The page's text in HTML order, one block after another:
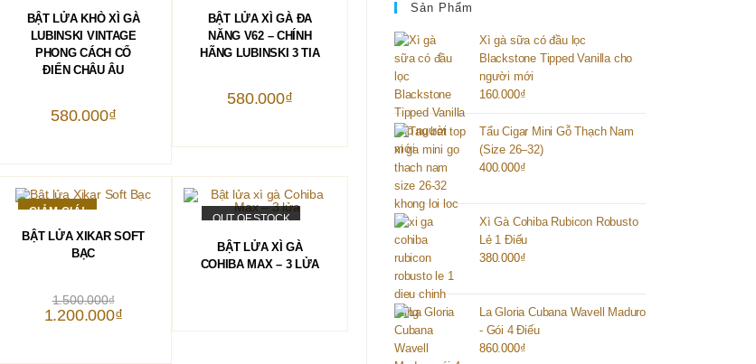
THÊM VÀO GIỎ HÀNG
BẬT LỬA KHÒ XÌ GÀ
LUBINSKI VINTAGE
PHONG CÁCH CỔ
ĐIỂN CHÂU ÂU
580.000₫
CHỌNphẩm
này
có
nhiều
biến
tùy
được
trên
trang
sản
phẩm
BẬT LỬA XÌ GÀ ĐA
NĂNG V62 – CHÍNH
HÃNG LUBINSKI 3 TIA
580.000₫
GIẢM GIÁ!
THÊM VÀO GIỎ HÀNG
BẬT LỬA XIKAR SOFT
BẠC
1.500.000₫Giá
gốc
là:
1.500.000₫.
1.200.000₫Giá
OUT OF STOCK
ĐỌC TIẾP
BẬT LỬA XÌ GÀ
COHIBA MAX – 3 LỬA
Sản Phẩm
Xì gà sữa có đầu lọc
Blackstone Tipped Vanilla cho
người mới
160.000₫
Tẩu Cigar Mini Gỗ Thạch Nam
(Size 26–32)
400.000₫
Xì Gà Cohiba Rubicon Robusto
Lẻ 1 Điếu
380.000₫
La Gloria Cubana Wavell Maduro
- Gói 4 Điếu
860.000₫